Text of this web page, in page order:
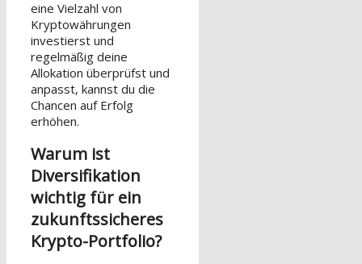
eine Vielzahl von
Kryptowährungen
investierst und
regelmäßig deine
Allokation überprüfst und
anpasst, kannst du die
Chancen auf Erfolg
erhöhen.
Warum ist
Diversifikation
wichtig für ein
zukunftssicheres
Krypto-Portfolio?